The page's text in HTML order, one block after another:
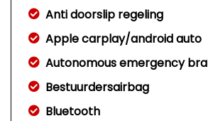
Anti doorslip regeling
Apple carplay/android auto
Autonomous emergency
Bestuurdersairbag
Bluetooth